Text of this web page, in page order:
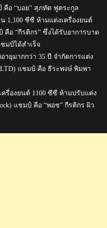
ป์ คือ “บอย” สุภทัต ฟูตระกูล
1,100 ซีซี ห้ามแต่งเครื่องยนต์
คือ “กีรติกร” ซึ่งได้รับอาการบาด
มป์ได้สำเร็จ
ายุมากกว่า 35 ปี จำกัดการแต่ง
LTD) แชมป์ คือ ธีระพงษ์ พิมพา
ครื่องยนต์ 1100 ซีซี ห้ามปรับแต่ง
แชมป์ คือ “พอช” กีรติกร ผิว